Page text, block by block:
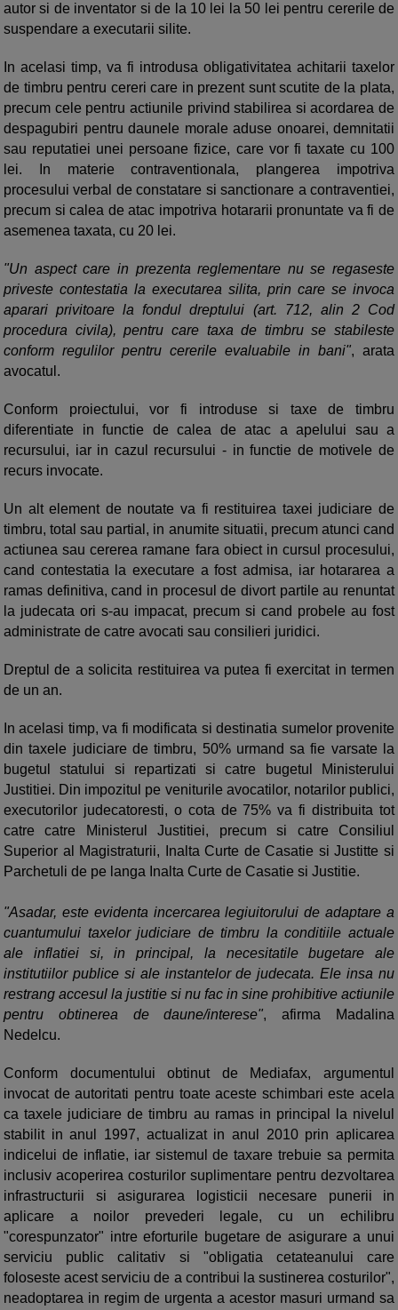
autor si de inventator si de la 10 lei la 50 lei pentru cererile de
suspendare a executarii silite.
In acelasi timp, va fi introdusa obligativitatea achitarii taxelor
de timbru pentru cereri care in prezent sunt scutite de la plata,
precum cele pentru actiunile privind stabilirea si acordarea de
despagubiri pentru daunele morale aduse onoarei, demnitatii
sau reputatiei unei persoane fizice, care vor fi taxate cu 100
lei. In materie contraventionala, plangerea impotriva
procesului verbal de constatare si sanctionare a contraventiei,
precum si calea de atac impotriva hotararii pronuntate va fi de
asemenea taxata, cu 20 lei.
"Un aspect care in prezenta reglementare nu se regaseste
priveste contestatia la executarea silita, prin care se invoca
aparari privitoare la fondul dreptului (art. 712, alin 2 Cod
procedura civila), pentru care taxa de timbru se stabileste
conform regulilor pentru cererile evaluabile in bani", arata
avocatul.
Conform proiectului, vor fi introduse si taxe de timbru
diferentiate in functie de calea de atac a apelului sau a
recursului, iar in cazul recursului - in functie de motivele de
recurs invocate.
Un alt element de noutate va fi restituirea taxei judiciare de
timbru, total sau partial, in anumite situatii, precum atunci cand
actiunea sau cererea ramane fara obiect in cursul procesului,
cand contestatia la executare a fost admisa, iar hotararea a
ramas definitiva, cand in procesul de divort partile au renuntat
la judecata ori s-au impacat, precum si cand probele au fost
administrate de catre avocati sau consilieri juridici.
Dreptul de a solicita restituirea va putea fi exercitat in termen
de un an.
In acelasi timp, va fi modificata si destinatia sumelor provenite
din taxele judiciare de timbru, 50% urmand sa fie varsate la
bugetul statului si repartizati si catre bugetul Ministerului
Justitiei. Din impozitul pe veniturile avocatilor, notarilor publici,
executorilor judecatoresti, o cota de 75% va fi distribuita tot
catre catre Ministerul Justitiei, precum si catre Consiliul
Superior al Magistraturii, Inalta Curte de Casatie si Justitte si
Parchetuli de pe langa Inalta Curte de Casatie si Justitie.
"Asadar, este evidenta incercarea legiuitorului de adaptare a
cuantumului taxelor judiciare de timbru la conditiile actuale
ale inflatiei si, in principal, la necesitatile bugetare ale
institutiilor publice si ale instantelor de judecata. Ele insa nu
restrang accesul la justitie si nu fac in sine prohibitive actiunile
pentru obtinerea de daune/interese", afirma Madalina
Nedelcu.
Conform documentului obtinut de Mediafax, argumentul
invocat de autoritati pentru toate aceste schimbari este acela
ca taxele judiciare de timbru au ramas in principal la nivelul
stabilit in anul 1997, actualizat in anul 2010 prin aplicarea
indicelui de inflatie, iar sistemul de taxare trebuie sa permita
inclusiv acoperirea costurilor suplimentare pentru dezvoltarea
infrastructurii si asigurarea logisticii necesare punerii in
aplicare a noilor prevederi legale, cu un echilibru
"corespunzator" intre eforturile bugetare de asigurare a unui
serviciu public calitativ si "obligatia cetateanului care
foloseste acest serviciu de a contribui la sustinerea costurilor",
neadoptarea in regim de urgenta a acestor masuri urmand sa